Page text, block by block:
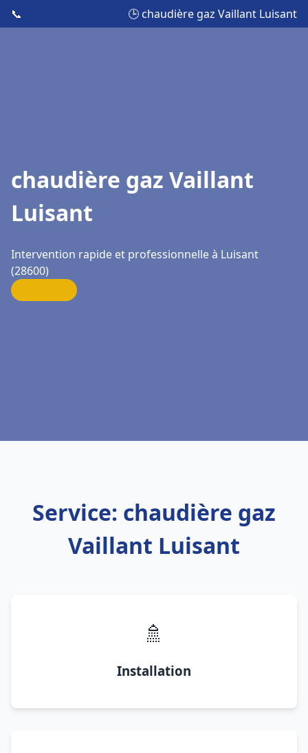
📞 🕒 chaudière gaz Vaillant Luisant
chaudière gaz Vaillant
Luisant
Intervention rapide et professionnelle à Luisant
(28600)
Service: chaudière gaz
Vaillant Luisant
🚿
Installation